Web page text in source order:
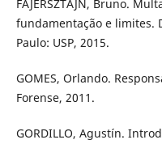
FAJERSZTAJN, Bruno.
fundamentação e limites.
Paulo: USP, 2015.
GOMES, Orlando.
Forense, 2011.
GORDILLO, Agustí­n.